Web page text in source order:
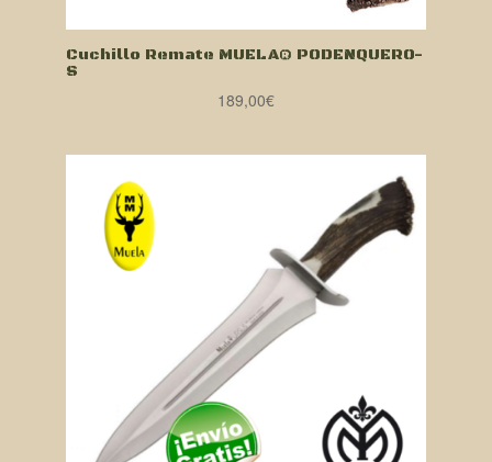
Cuchillo Remate MUELA® PODENQUERO-
S
189,00€